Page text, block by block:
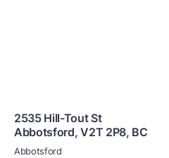
2535 Hill-Tout St
Abbotsford,V2T 2P8, BC
Abbotsford